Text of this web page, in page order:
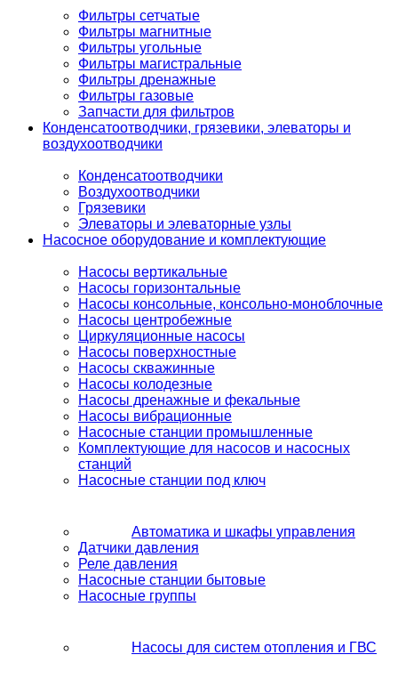
Фильтры сетчатые
Фильтры магнитные
Фильтры угольные
Фильтры магистральные
Фильтры дренажные
Фильтры газовые
Запчасти для фильтров
Конденсатоотводчики, грязевики, элеваторы и
воздухоотводчики
Конденсатоотводчики
Воздухоотводчики
Грязевики
Элеваторы и элеваторные узлы
Насосное оборудование и комплектующие
Насосы вертикальные
Насосы горизонтальные
Насосы консольные, консольно-моноблочные
Насосы центробежные
Циркуляционные насосы
Насосы поверхностные
Насосы скважинные
Насосы колодезные
Насосы дренажные и фекальные
Насосы вибрационные
Насосные станции промышленные
Комплектующие для насосов и насосных
станций
Насосные станции под ключ
Автоматика и шкафы управления
Датчики давления
Реле давления
Насосные станции бытовые
Насосные группы
Насосы для систем отопления и ГВС